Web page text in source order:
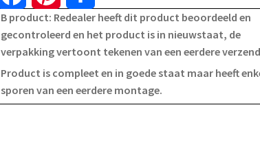
a
c
e
i
n
t
h
a
r
B product: Redealer heeft dit product beoordeeld en
gecontroleerd en het product is in nieuwstaat, de
verpakking vertoont tekenen van een eerdere
Product is compleet en in goede staat maar heeft
sporen van een eerdere montage.